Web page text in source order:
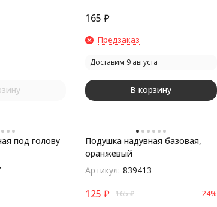
165 ₽
Предзаказ
Доставим 9 августа
В корзину
под голову
Подушка надувная базовая,
оранжевый
Артикул: 839413
125 ₽ 165₽ -24%